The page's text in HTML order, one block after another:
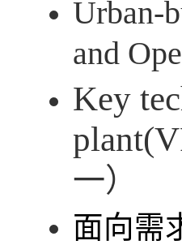
Urban-
and
Key
一）
面向需